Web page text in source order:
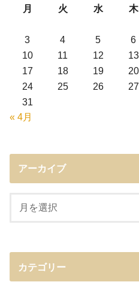
月
火 水 木
3
4 5 6
10
11 12 13
17
18 19 20
24
25 26 27
31
« 4月
アーカイブ
カテゴリー